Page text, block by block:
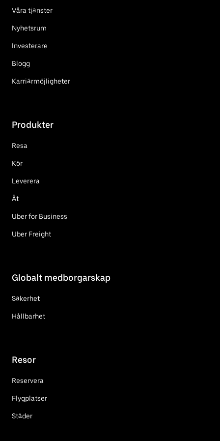
Våra tjänster
Nyhetsrum
Investerare
Blogg
Karriärmöjligheter
Produkter
Resa
Kör
Leverera
Ät
Uber for Business
Uber Freight
Globalt medborgarskap
Säkerhet
Hållbarhet
Resor
Reservera
Flygplatser
Städer